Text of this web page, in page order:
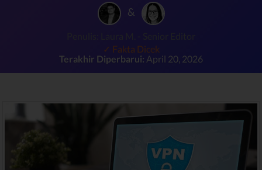
&
✓ Fakta Dicek
Terakhir Diperbarui: April 20, 2026